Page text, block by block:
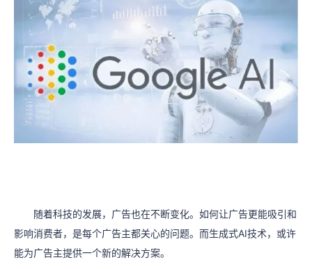
随着科技的发展，广告也在不断变化。如何让广告更能吸引和
影响消费者，是每个广告主都关心的问题。而生成式AI技术，或许
能为广告主提供一个新的解决方案。